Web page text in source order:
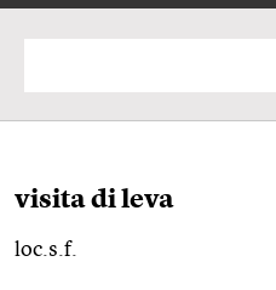
visita di leva
loc.s.f.